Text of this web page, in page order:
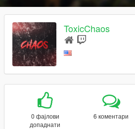
ToxicChaos
0 фајлови
допаднати
6 коментари